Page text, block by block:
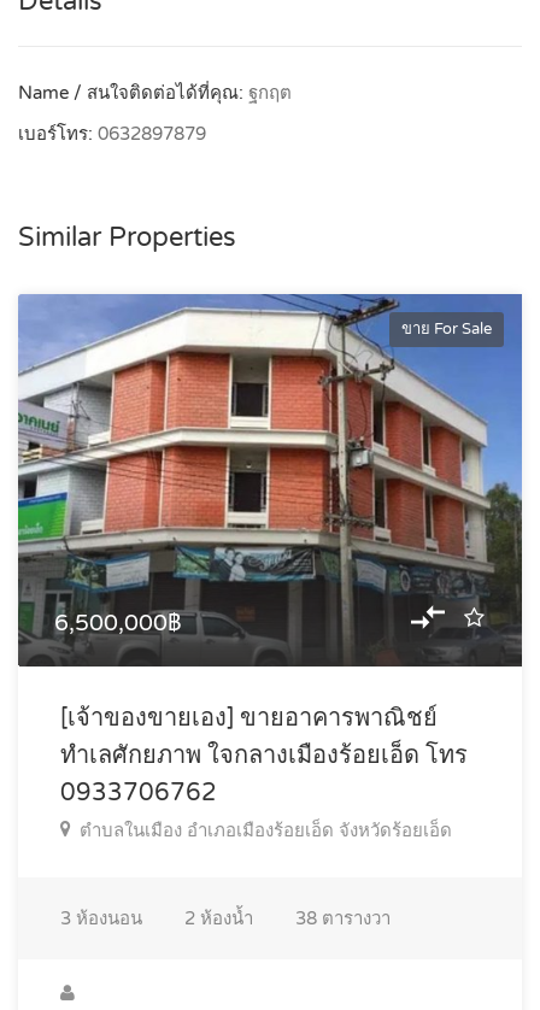
Name / สนใจติดต่อได้ที่คุณ: ฐกฤต
เบอร์โทร: 0632897879
Similar Properties
ขาย For Sale
6,500,000฿
[เจ้าของขายเอง] ขายอาคารพาณิชย์
ทำเลศักยภาพ ใจกลางเมืองร้อยเอ็ด โทร
0933706762
ตำบลในเมือง อำเภอเมืองร้อยเอ็ด จังหวัดร้อยเอ็ด
3 ห้องนอน 2 ห้องน้ำ 38 ตารางวา